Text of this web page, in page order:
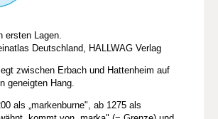
ersten Lagen.
Deutschland, HALLWAG Verlag
zwischen Erbach und Hattenheim auf
geneigten Hang.
als „markenburne", ab 1275 als